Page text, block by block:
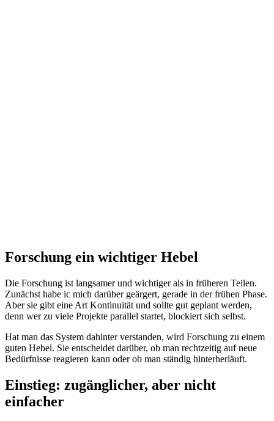
Forschung ein wichtiger Hebel
Die Forschung ist langsamer und wichtiger als in früheren Teilen.
Zunächst habe ic mich darüber geärgert, gerade in der frühen Phase.
Aber sie gibt eine Art Kontinuität und sollte gut geplant werden,
denn wer zu viele Projekte parallel startet, blockiert sich selbst.
Hat man das System dahinter verstanden, wird Forschung zu einem
guten Hebel. Sie entscheidet darüber, ob man rechtzeitig auf neue
Bedürfnisse reagieren kann oder ob man ständig hinterherläuft.
Einstieg: zugänglicher, aber nicht
einfacher